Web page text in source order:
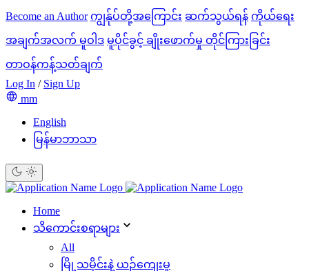
Become an Author ကျွန်ုပ်တို့အကြောင်း ဆက်သွယ်ရန် ကိုယ်ရေး
အချက်အလက် မူဝါဒ မူပိုင်ခွင့် ချိုးဖောက်မှု တိုင်ကြားခြင်း
တာဝန်ကန့်သတ်ချက်
Log In / Sign Up
mm
English
မြန်မာဘာသာ
Home
သိ‌ကောင်းစရာများ
All
မြို့သမိုင်းနဲ့ ယဉ်ကျေးမှု